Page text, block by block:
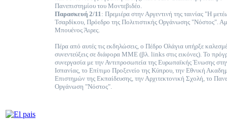
Πανεπιστημίου του Μοντεβιδέο.
Παρασκευή 2/11 : Πρεμιέρα στην Αργεντινή της ταινίας "Η
Τσαρδίκου, Πρόεδρο της Πολιτιστικής Οργάνωσης "Νόστος".
Μπουένος Άιρες.
Πέρα από αυτές τις εκδηλώσεις, ο Πέδρο Ολάγια υπήρξε
συνεντεύξεις σε διάφορα ΜΜΕ (βλ. links στις εικόνες). Το
συνεργασία με την Αντιπροσωπεία της Ευρωπαϊκής Ένωσης
Ισπανίας, το Επίτιμο Προξενείο της Κύπρου, την Εθνική
Επιστημών της Εκπαίδευσης, την Αρχιτεκτονική Σχολή, το
Οργάνωση "Νόστος".